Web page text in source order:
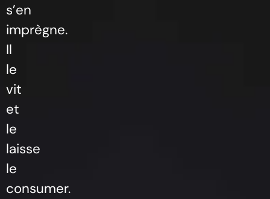
s’en
imprègne.
Il
le
vit
et
le
laisse
le
consumer.